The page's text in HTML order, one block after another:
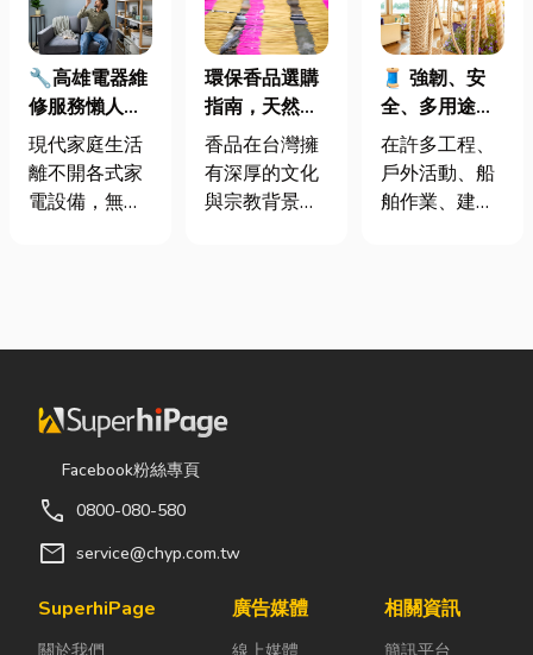
🔧高雄電器維
修服務懶人包
｜冷氣、冰
箱、洗衣機專
業維修
現代家庭生活
離不開各式家
電設備，無論
還是每天幫助
衣機，一旦發
生故障，都可
能嚴重影響日
因此，選擇專
業的高雄電器
僅能快速排除
環保香品選購
指南，天然香
材打造純淨香
氣，一次了解
天然低煙香品
香品在台灣擁
有深厚的文化
與宗教背景，
隨著佛教、道
逐漸成為寺
品。 近年來，
康與環保意識
🧵 強韌、安
全、多用途！
從繩索到安全
網的全方位防
護應用指南
在許多工程、
戶外活動、船
舶作業、建築
網」其實都是
關係到安全、
Facebook粉絲專頁
call 0800-080-580
mail service@chyp.com.tw
SuperhiPage
關於我們
廣告媒體
線上媒體
相關資訊
簡訊平台